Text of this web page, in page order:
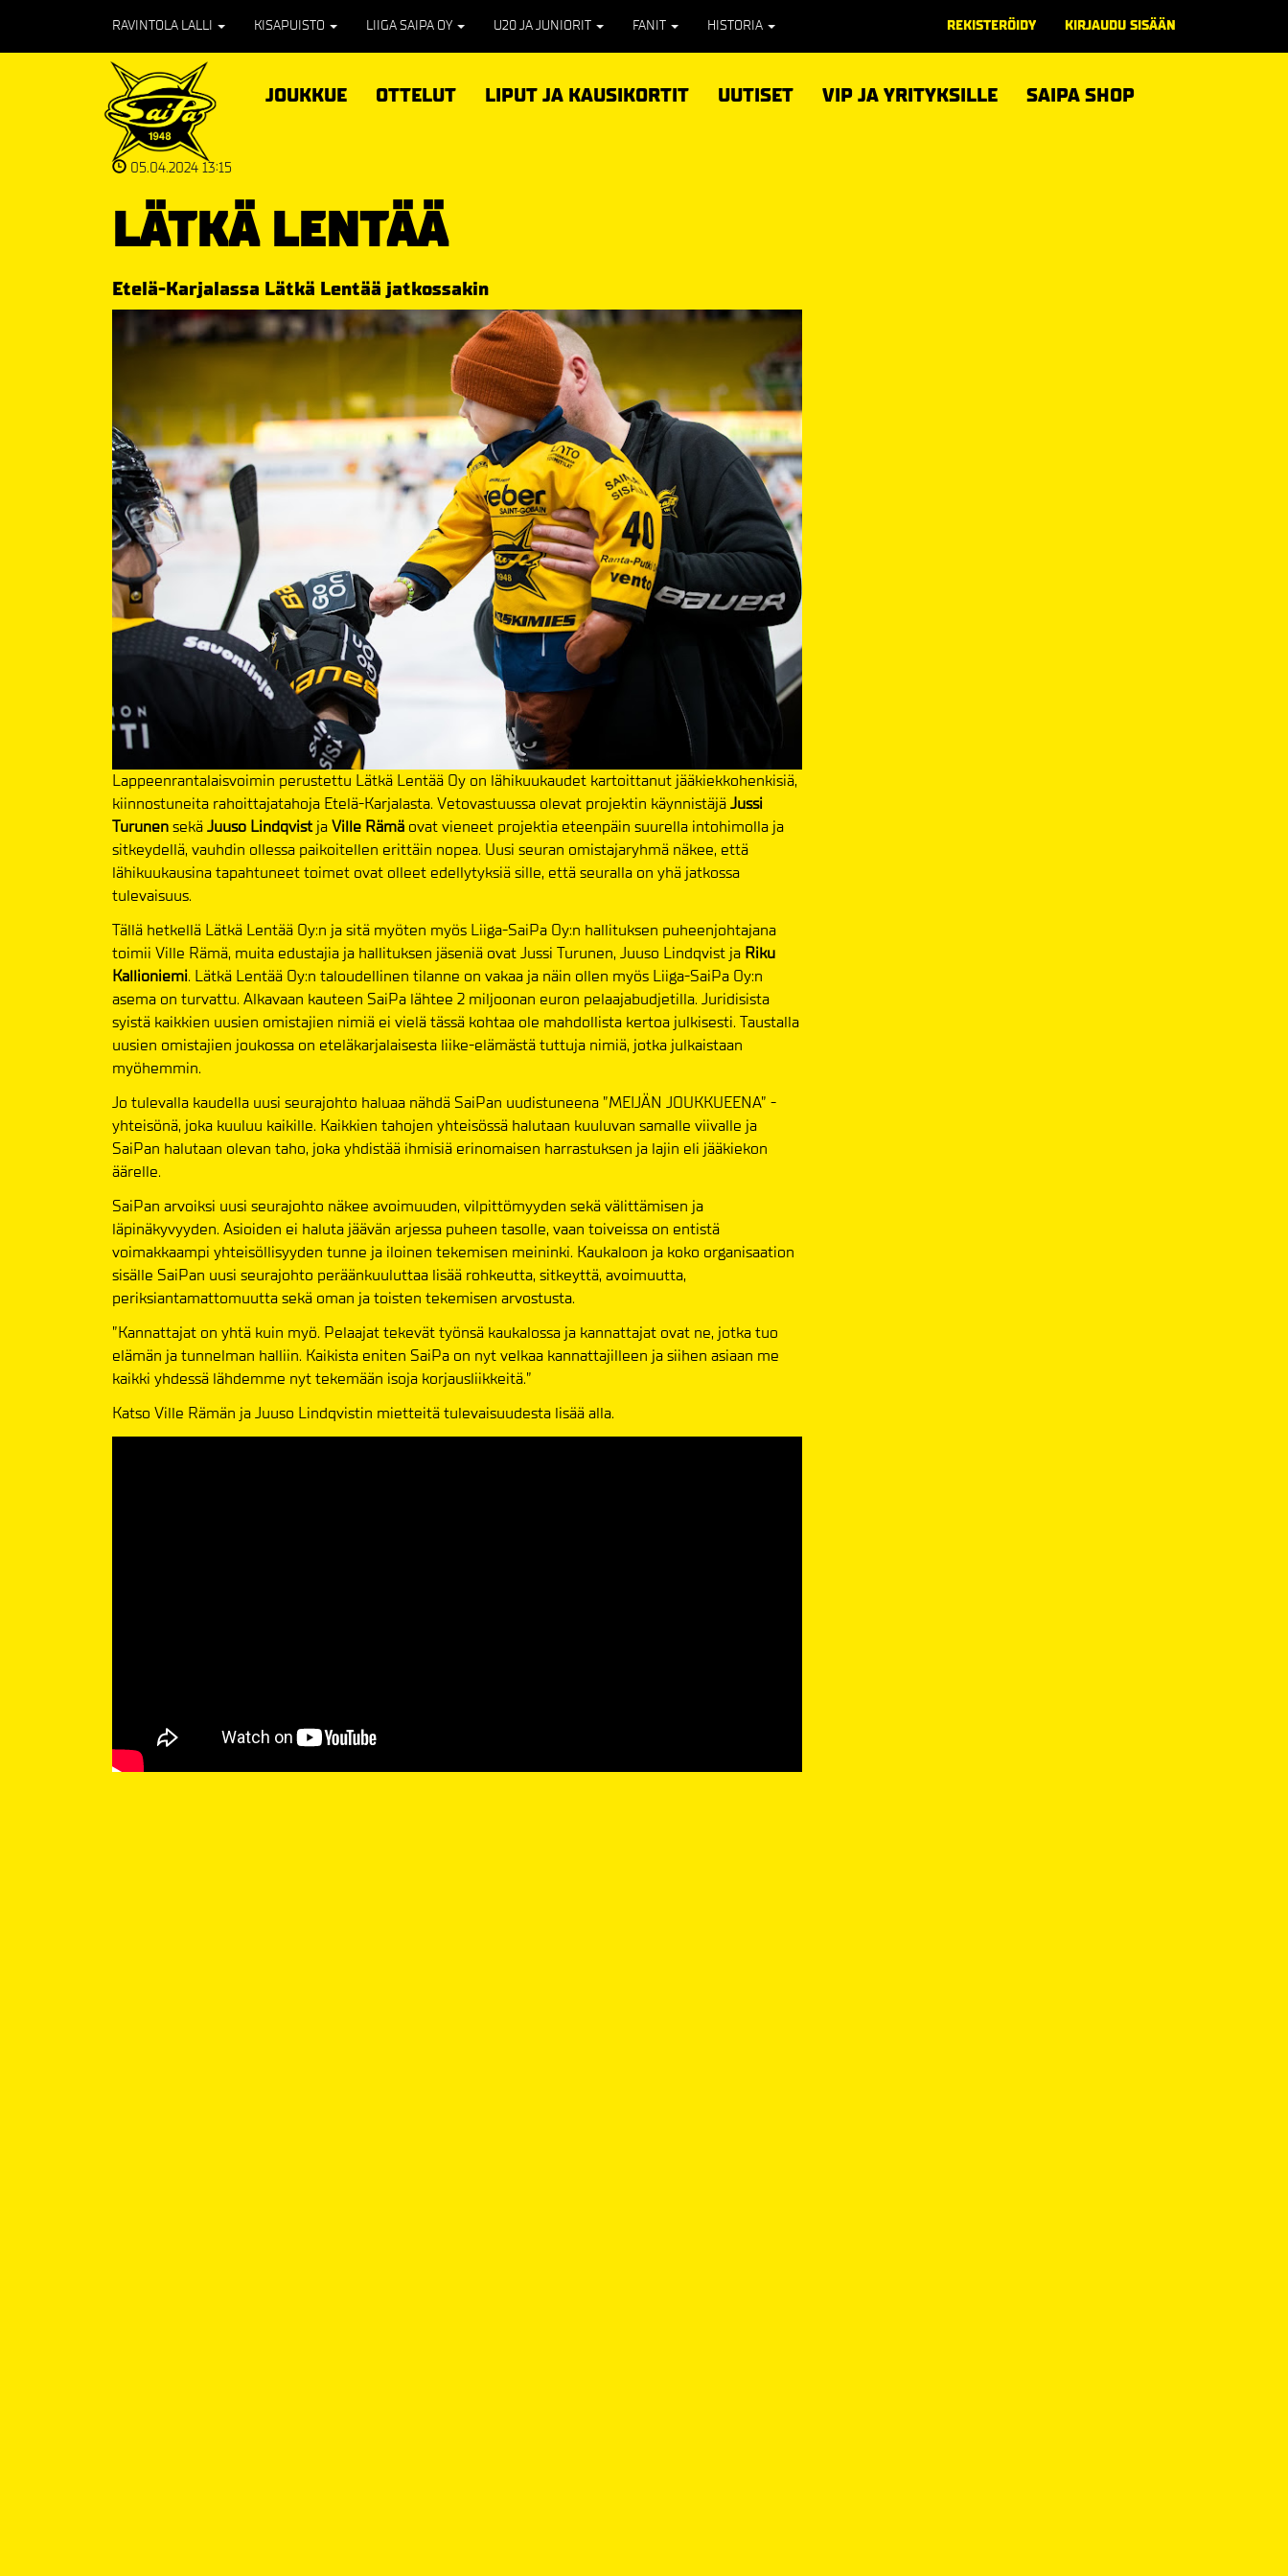
RAVINTOLA LALLI KISAPUISTO LIIGA SAIPA OY U20 JA JUNIORIT FANIT HISTORIA REKISTERÖIDY KIRJAUDU SISÄÄN
JOUKKUE OTTELUT LIPUT JA KAUSIKORTIT UUTISET VIP JA YRITYKSILLE SAIPA SHOP
05.04.2024 13:15
LÄTKÄ LENTÄÄ
Etelä-Karjalassa Lätkä Lentää jatkossakin
Lappeenrantalaisvoimin perustettu Lätkä Lentää Oy on lähikuukaudet kartoittanut jääkiekkohenkisiä,
kiinnostuneita rahoittajatahoja Etelä-Karjalasta. Vetovastuussa olevat projektin käynnistäjäJussi
TurunensekäJuuso LindqvistjaVille Rämä ovat vieneet projektia eteenpäin suurella intohimolla ja
sitkeydellä, vauhdin ollessa paikoitellen erittäin nopea. Uusi seuran omistajaryhmä näkee, että
lähikuukausina tapahtuneet toimet ovat olleet edellytyksiä sille, että seuralla on yhä jatkossa
tulevaisuus.
Tällä hetkellä Lätkä Lentää Oy:n ja sitä myöten myös Liiga-SaiPa Oy:n hallituksen puheenjohtajana
toimii Ville Rämä, muita edustajia ja hallituksen jäseniä ovat Jussi Turunen, Juuso Lindqvist ja Riku
Kallioniemi. Lätkä Lentää Oy:n taloudellinen tilanne on vakaa ja näin ollen myös Liiga-SaiPa Oy:n
asema on turvattu. Alkavaan kauteen SaiPa lähtee 2 miljoonan euron pelaajabudjetilla. Juridisista
syistä kaikkien uusien omistajien nimiä ei vielä tässä kohtaa ole mahdollista kertoa julkisesti. Taustalla
uusien omistajien joukossa on eteläkarjalaisesta liike-elämästä tuttuja nimiä, jotka julkaistaan
myöhemmin.
Jo tulevalla kaudella uusi seurajohto haluaa nähdä SaiPan uudistuneena ”MEIJÄN JOUKKUEENA” -
yhteisönä, joka kuuluu kaikille. Kaikkien tahojen yhteisössä halutaan kuuluvan samalle viivalle ja
SaiPan halutaan olevan taho, joka yhdistää ihmisiä erinomaisen harrastuksen ja lajin eli jääkiekon
äärelle.
SaiPan arvoiksi uusi seurajohto näkee avoimuuden, vilpittömyyden sekä välittämisen ja
läpinäkyvyyden. Asioiden ei haluta jäävän arjessa puheen tasolle, vaan toiveissa on entistä
voimakkaampi yhteisöllisyyden tunne ja iloinen tekemisen meininki. Kaukaloon ja koko organisaation
sisälle SaiPan uusi seurajohto peräänkuuluttaa lisää rohkeutta, sitkeyttä, avoimuutta,
periksiantamattomuutta sekä oman ja toisten tekemisen arvostusta.
”Kannattajat on yhtä kuin myö. Pelaajat tekevät työnsä kaukalossa ja kannattajat ovat ne, jotka tuo
elämän ja tunnelman halliin. Kaikista eniten SaiPa on nyt velkaa kannattajilleen ja siihen asiaan me
kaikki yhdessä lähdemme nyt tekemään isoja korjausliikkeitä.”
Katso Ville Rämän ja Juuso Lindqvistin mietteitä tulevaisuudesta lisää alla.